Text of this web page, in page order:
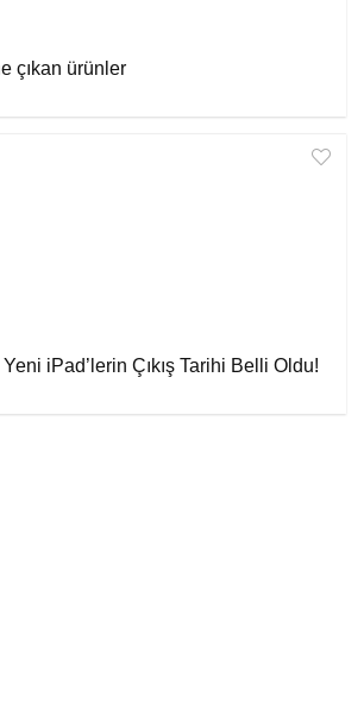
çıkan ürünler
iPad’lerin Çıkış Tarihi Belli Oldu!